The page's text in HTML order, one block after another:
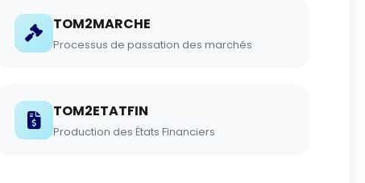
TOM2MARCHE
Processus de passation des marchés
TOM2ETATFIN
Production des États Financiers